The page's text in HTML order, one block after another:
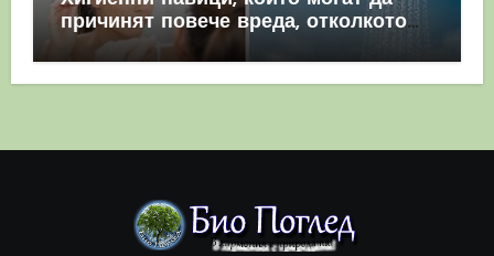
причинят повече вреда, отколкото
полза